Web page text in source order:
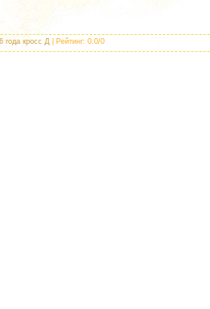
года кросс Д Рейтинг: 0.0/0